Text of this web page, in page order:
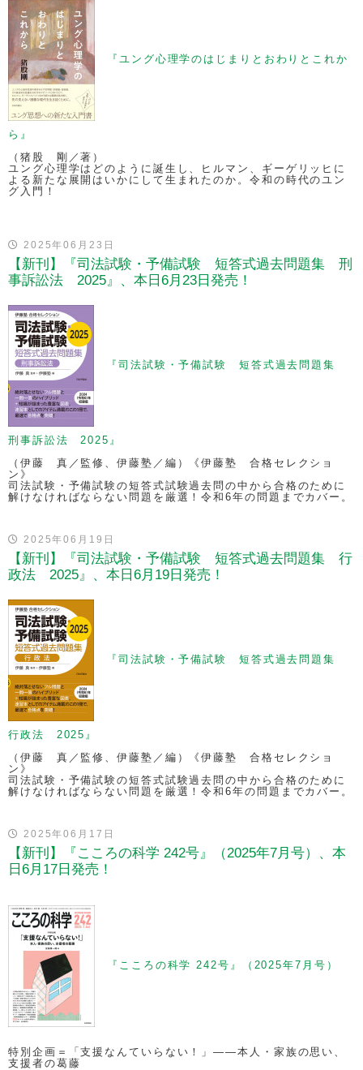
『ユング心理学のはじまりとおわりとこれか
ら』
（猪股 剛／著）
ユング心理学はどのように誕生し、ヒルマン、ギーゲリッヒに
よる新たな展開はいかにして生まれたのか。令和の時代のユン
グ入門！
2025年06月23日
【新刊】『司法試験・予備試験 短答式過去問題集 刑
事訴訟法 2025』、本日6月23日発売！
『司法試験・予備試験 短答式過去問題集
刑事訴訟法 2025』
（伊藤 真／監修、伊藤塾／編）《伊藤塾 合格セレクショ
ン》
司法試験・予備試験の短答式試験過去問の中から合格のために
解けなければならない問題を厳選！令和6年の問題までカバー。
2025年06月19日
【新刊】『司法試験・予備試験 短答式過去問題集 行
政法 2025』、本日6月19日発売！
『司法試験・予備試験 短答式過去問題集
行政法 2025』
（伊藤 真／監修、伊藤塾／編）《伊藤塾 合格セレクショ
ン》
司法試験・予備試験の短答式試験過去問の中から合格のために
解けなければならない問題を厳選！令和6年の問題までカバー。
2025年06月17日
【新刊】『こころの科学 242号』（2025年7月号）、本
日6月17日発売！
『こころの科学 242号』（2025年7月号）
特別企画＝「支援なんていらない！」——本人・家族の思い、
支援者の葛藤